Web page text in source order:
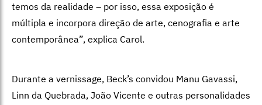
temos da realidade – por isso, essa exposição é
múltipla e incorpora direção de arte, cenografia e arte
contemporânea”, explica Carol.
Durante a vernissage, Beck’s convidou Manu Gavassi,
Linn da Quebrada, João Vicente e outras personalidades